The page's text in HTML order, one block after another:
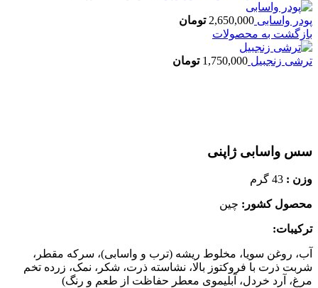
پودر واسابی 2,650,000 تومان
بازگشت به محصولات
ترشی زنجبیل 1,750,000 تومان
سس واسابی ژاپنی
وزن :
محصول کشور: چین
ترکیبات:
آب، روغن سویا، مخلوط ریشه (ترب و واسابی)، سرکه مقطر،
شربت ذرت با فروکتوز بالا، نشاسته ذرت، شکر، نمک، زرده تخم
مرغ، آرد خردل، آبلیموی معطر حفاظت از طعم و رنگ)